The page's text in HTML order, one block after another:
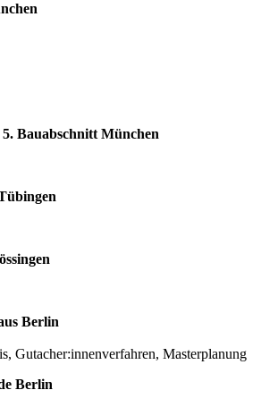
5. Bauabschnitt München
Berlin
Gutacher:innenverfahren, Masterplanung
Berlin